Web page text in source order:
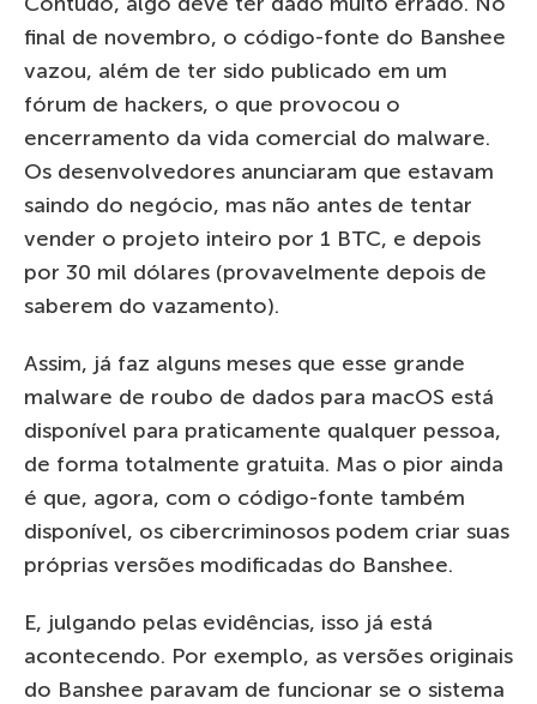
final de novembro, o código-fonte do Banshee
vazou, além de ter sido publicado em um
fórum de hackers, o que provocou o
encerramento da vida comercial do malware.
Os desenvolvedores anunciaram que estavam
saindo do negócio, mas não antes de tentar
vender o projeto inteiro por 1 BTC, e depois
por 30 mil dólares (provavelmente depois de
saberem do vazamento).
Assim, já faz alguns meses que esse grande
malware de roubo de dados para macOS está
disponível para praticamente qualquer pessoa,
de forma totalmente gratuita. Mas o pior ainda
é que, agora, com o código-fonte também
disponível, os cibercriminosos podem criar suas
próprias versões modificadas do Banshee.
E, julgando pelas evidências, isso já está
acontecendo. Por exemplo, as versões originais
do Banshee paravam de funcionar se o sistema